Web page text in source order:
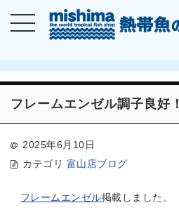
フレームエンゼル調子良好！
2025年6月10日
カテゴリ 富山店ブログ
フレームエンゼル掲載しました。